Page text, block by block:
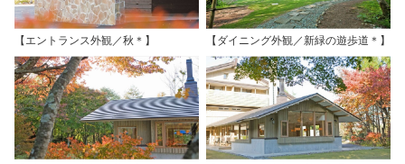
【エントランス外観／秋＊】 【ダイニング外観／新緑の遊歩道＊】